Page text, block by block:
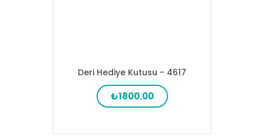
Deri Hediye Kutusu - 4617
₺1800.00